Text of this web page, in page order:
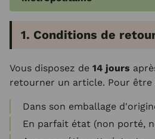
1. Conditions de
Vous disposez de 14 jours
retourner un article. Pour
Dans son emballage
En parfait état (non porté,